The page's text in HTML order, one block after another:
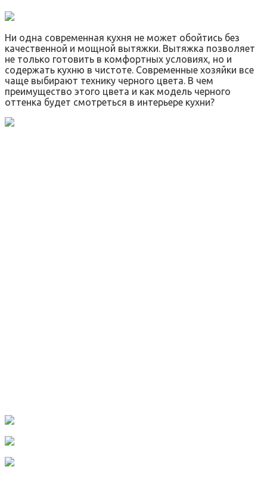
Ни одна современная кухня не может обойтись без
качественной и мощной вытяжки. Вытяжка позволяет
не только готовить в комфортных условиях, но и
содержать кухню в чистоте. Современные хозяйки все
чаще выбирают технику черного цвета. В чем
преимущество этого цвета и как модель черного
оттенка будет смотреться в интерьере кухни?